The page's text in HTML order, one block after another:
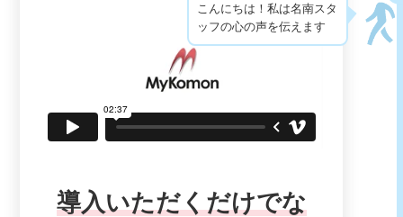
こんにちは！私は名南スタ
ッフの心の声を伝えます
導入いただくだけでな